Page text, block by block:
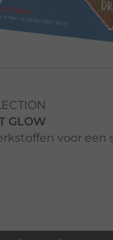
GLOW
voor een